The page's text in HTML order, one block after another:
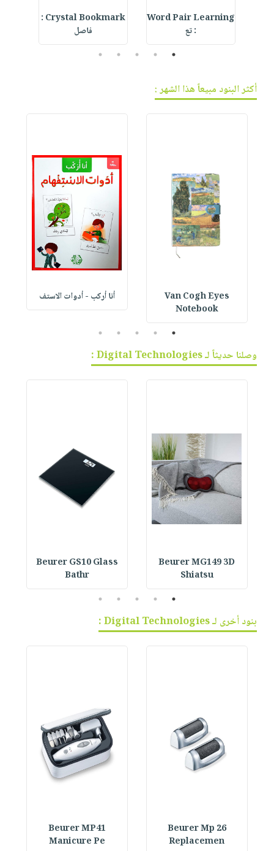
Word Pair Learning
: تع
Crystal Bookmark :
فاصل
1
2
3
4
5
أكثر البنود مبيعاً هذا الشهر :
Van Cogh Eyes
Notebook
أنا أركب - أدوات الاستف
1
2
3
4
5
وصلنا حديثاً لـ Digital Technologies :
Beurer MG149 3D
Shiatsu
Beurer GS10 Glass
Bathr
1
2
3
4
5
بنود أخرى لـ Digital Technologies :
Beurer Mp 26
Replacemen
Beurer MP41
Manicure Pe